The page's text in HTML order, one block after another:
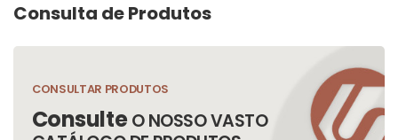
Consulta de Produtos
CONSULTAR PRODUTOS
ConsulteO NOSSO VASTO